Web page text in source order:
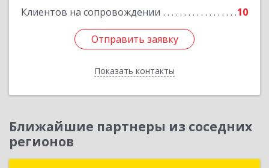
Клиентов на сопровождении 10
Отправить заявку
Показать контакты
Отправить заявку
Назад
Ближайшие партнеры из соседних
регионов